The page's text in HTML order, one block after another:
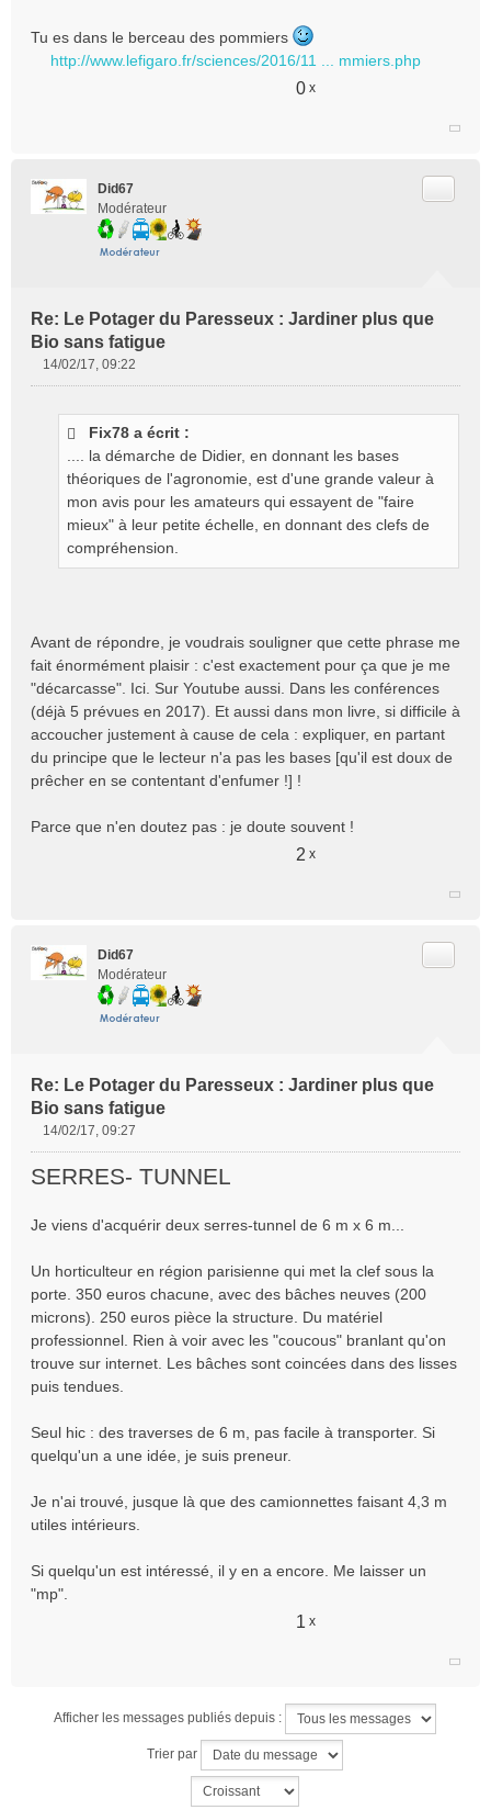
Tu es dans le berceau des pommiers
http://www.lefigaro.fr/sciences/2016/11 ... mmiers.php
0 x
Did67
Modérateur
Re: Le Potager du Paresseux : Jardiner plus que
Bio sans fatigue
14/02/17, 09:22
Fix78 a écrit :
.... la démarche de Didier, en donnant les bases
théoriques de l'agronomie, est d'une grande valeur à
mon avis pour les amateurs qui essayent de "faire
mieux" à leur petite échelle, en donnant des clefs de
compréhension.
Avant de répondre, je voudrais souligner que cette phrase me
fait énormément plaisir : c'est exactement pour ça que je me
"décarcasse". Ici. Sur Youtube aussi. Dans les conférences
(déjà 5 prévues en 2017). Et aussi dans mon livre, si difficile à
accoucher justement à cause de cela : expliquer, en partant
du principe que le lecteur n'a pas les bases [qu'il est doux de
prêcher en se contentant d'enfumer !] !
Parce que n'en doutez pas : je doute souvent !
2 x
Did67
Modérateur
Re: Le Potager du Paresseux : Jardiner plus que
Bio sans fatigue
s
a
o
n
l
u
14/02/17, 09:27
SERRES- TUNNEL
Je viens d'acquérir deux serres-tunnel de 6 m x 6 m...
Un horticulteur en région parisienne qui met la clef sous la
porte. 350 euros chacune, avec des bâches neuves (200
microns). 250 euros pièce la structure. Du matériel
professionnel. Rien à voir avec les "coucous" branlant qu'on
trouve sur internet. Les bâches sont coincées dans des lisses
puis tendues.
Seul hic : des traverses de 6 m, pas facile à transporter. Si
quelqu'un a une idée, je suis preneur.
Je n'ai trouvé, jusque là que des camionnettes faisant 4,3 m
utiles intérieurs.
Si quelqu'un est intéressé, il y en a encore. Me laisser un
"mp".
1 x
Afficher les messages publiés depuis :
Trier par